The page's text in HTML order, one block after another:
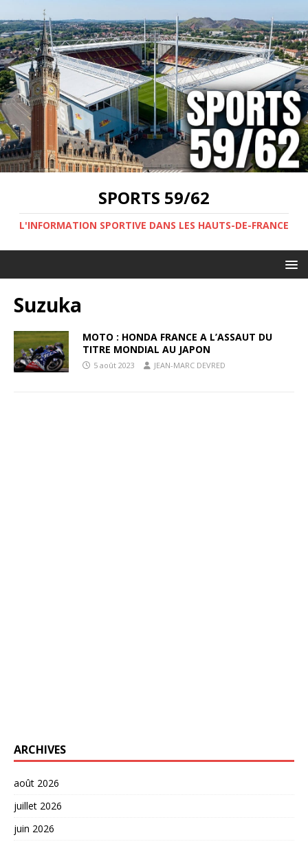
SPORTS 59/62
L'INFORMATION SPORTIVE DANS LES HAUTS-DE-FRANCE
Suzuka
MOTO : HONDA FRANCE A L’ASSAUT DU
TITRE MONDIAL AU JAPON
5 août 2023 JEAN-MARC DEVRED
ARCHIVES
août 2026
juillet 2026
juin 2026